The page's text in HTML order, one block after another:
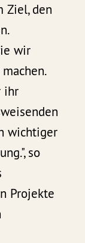
Ziel, den
wir
ihr
wichtiger
so
Projekte